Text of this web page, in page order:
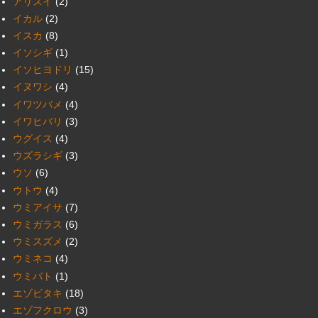
イカル (2)
イスカ (8)
イソシギ (1)
イソヒヨドリ (15)
イヌワシ (4)
イワツバメ (4)
イワヒバリ (3)
ウグイス (4)
ウズラシギ (3)
ウソ (6)
ウトウ (4)
ウミアイサ (7)
ウミガラス (6)
ウミスズメ (2)
ウミネコ (4)
ウミバト (1)
エゾビタキ (18)
エゾフクロウ (3)